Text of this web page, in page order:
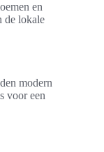
en
de lokale
modern
voor een